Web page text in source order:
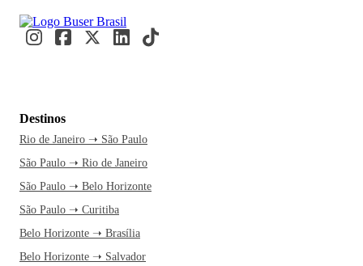
Destinos
Rio de Janeiro ➝ São Paulo
São Paulo ➝ Rio de Janeiro
São Paulo ➝ Belo Horizonte
São Paulo ➝ Curitiba
Belo Horizonte ➝ Brasília
Belo Horizonte ➝ Salvador